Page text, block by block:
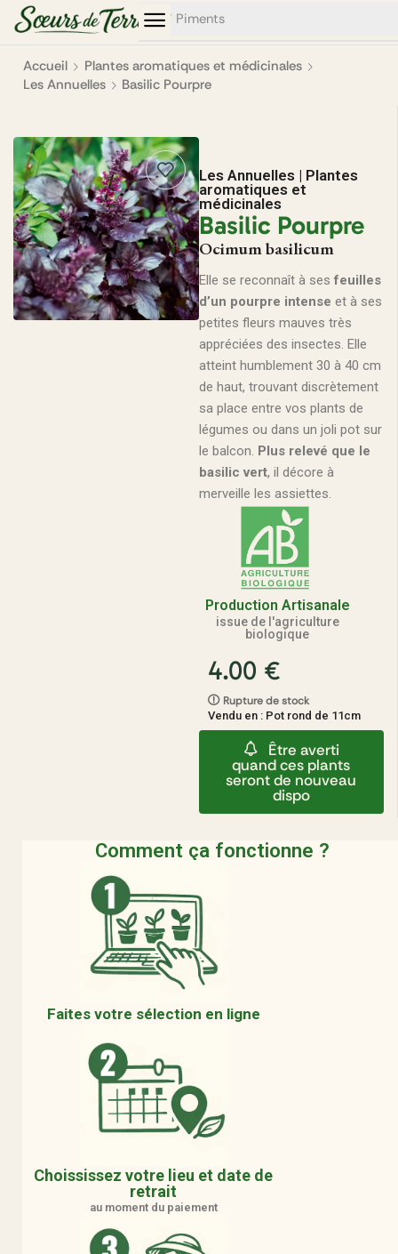
Aubergines
0
0
Accueil
Plantes aromatiques et médicinales
Les Annuelles
Basilic Pourpre
Les Annuelles| Plantes
aromatiques et
médicinales
Basilic Pourpre
Ocimum basilicum
Elle se reconnaît à ses feuilles
d’un pourpre intense et à ses
petites fleurs mauves très
appréciées des insectes. Elle
atteint humblement 30 à 40 cm
de haut, trouvant discrètement
sa place entre vos plants de
légumes ou dans un joli pot sur
le balcon. Plus relevé que le
basilic vert, il décore à
merveille les assiettes.
Production Artisanale
issue de l'agriculture
biologique
4.00 €
Rupture de stock
Vendu en : Pot rond de 11cm
Être averti
quand ces plants
seront de nouveau
dispo
Comment ça fonctionne ?
Faites votre sélection en ligne
Choississez votre lieu et date de
retrait
au moment du paiement